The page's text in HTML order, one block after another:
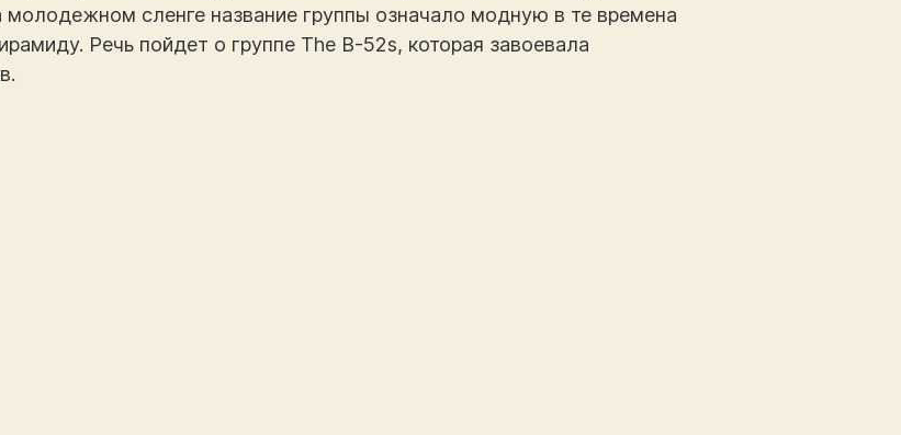
сленге название группы означало модную в те времена
Речь пойдет о группе The B-52s, которая завоевала